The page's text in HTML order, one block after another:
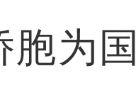
胞为